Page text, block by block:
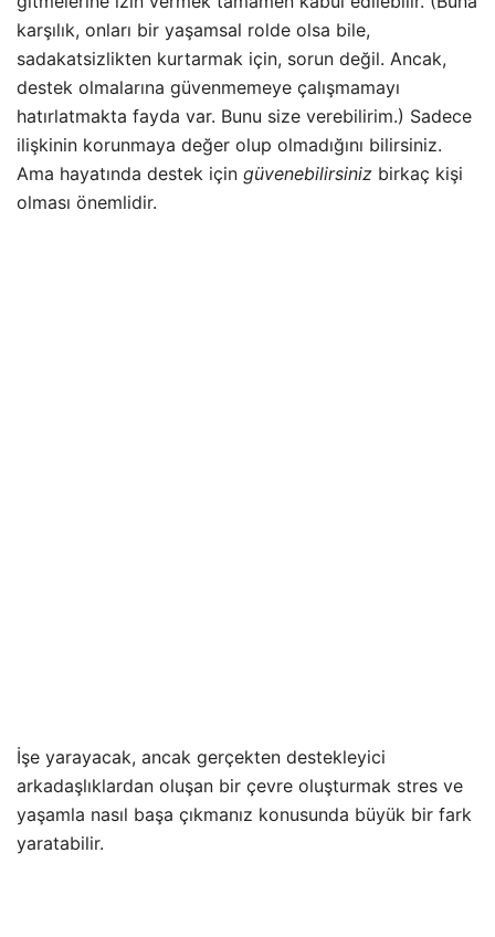
karşılık, onları bir yaşamsal rolde olsa bile,
sadakatsizlikten kurtarmak için, sorun değil. Ancak,
destek olmalarına güvenmemeye çalışmamayı
hatırlatmakta fayda var. Bunu size verebilirim.) Sadece
ilişkinin korunmaya değer olup olmadığını bilirsiniz.
Ama hayatında destek için güvenebilirsiniz birkaç kişi
olması önemlidir.
İşe yarayacak, ancak gerçekten destekleyici
arkadaşlıklardan oluşan bir çevre oluşturmak stres ve
yaşamla nasıl başa çıkmanız konusunda büyük bir fark
yaratabilir.